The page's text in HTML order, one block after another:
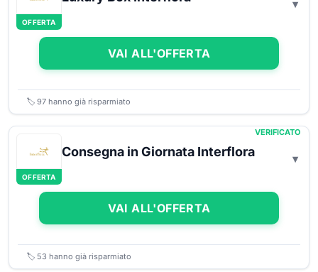
OFFERTA
VAI ALL'OFFERTA
🏷️ 97 hanno già risparmiato
OFFERTA
VERIFICATO
Consegna in Giornata Interflora
VAI ALL'OFFERTA
🏷️ 53 hanno già risparmiato